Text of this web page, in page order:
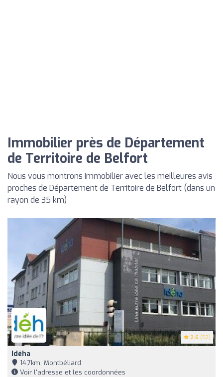
Immobilier près de Département
de Territoire de Belfort
Nous vous montrons Immobilier avec les meilleures avis
proches de Département de Territoire de Belfort (dans un
rayon de 35 km)
2.6 (52)
Idéha
14,7km, Montbéliard
Voir l'adresse et les coordonnées